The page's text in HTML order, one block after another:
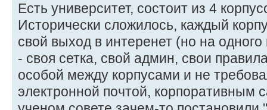
Есть университет, состоит из 4
Исторически сложилось, каждый
свой выход в интеренет (но на
- своя сетка, свой админ, свои
особой между корпусами и не
электронной почтой, корпоративным